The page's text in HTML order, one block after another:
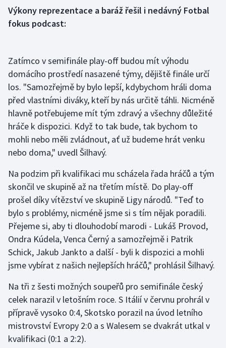
Olympijské hry
Plavání
Plážový volejbal
Ragby
Rychlobruslení
Rychlostní kanoistika
Short track
Sportovní střelba
Triatlon
Veslování
Vodní slalom
Volejbal
Výkony reprezentace a baráž řešil i nedávný Fotbal
fokus podcast:
Zatímco v semifinále play-off budou mít výhodu
domácího prostředí nasazené týmy, dějiště finále určí
los. "Samozřejmě by bylo lepší, kdybychom hráli doma
před vlastními diváky, kteří by nás určitě táhli. Nicméně
hlavně potřebujeme mít tým zdravý a všechny důležité
hráče k dispozici. Když to tak bude, tak bychom to
mohli nebo měli zvládnout, ať už budeme hrát venku
nebo doma," uvedl Šilhavý.
Na podzim při kvalifikaci mu scházela řada hráčů a tým
skončil ve skupině až na třetím místě. Do play-off
prošel díky vítězství ve skupině Ligy národů. "Teď to
bylo s problémy, nicméně jsme si s tím nějak poradili.
Přejeme si, aby ti dlouhodobí marodi - Lukáš Provod,
Ondra Kúdela, Venca Černý a samozřejmě i Patrik
Schick, Jakub Jankto a další - byli k dispozici a mohli
jsme vybírat z našich nejlepších hráčů," prohlásil Šilhavý.
Na tři z šesti možných soupeřů pro semifinále český
celek narazil v letošním roce. S Itálií v červnu prohrál v
přípravě vysoko 0:4, Skotsko porazil na úvod letního
mistrovství Evropy 2:0 a s Walesem se dvakrát utkal v
kvalifikaci (0:1 a 2:2).